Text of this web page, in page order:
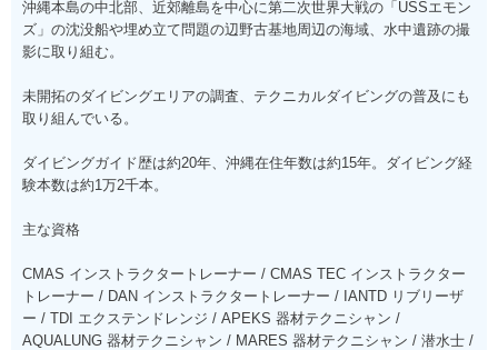
沖縄本島の中北部、近郊離島を中心に第二次世界大戦の「USSエモン
ズ」の沈没船や埋め立て問題の辺野古基地周辺の海域、水中遺跡の撮
影に取り組む。
未開拓のダイビングエリアの調査、テクニカルダイビングの普及にも
取り組んでいる。
ダイビングガイド歴は約20年、沖縄在住年数は約15年。ダイビング経
験本数は約1万2千本。
主な資格
CMAS インストラクタートレーナー / CMAS TEC インストラクター
トレーナー / DAN インストラクタートレーナー / IANTD リブリーザ
ー / TDI エクステンドレンジ / APEKS 器材テクニシャン /
AQUALUNG 器材テクニシャン / MARES 器材テクニシャン / 潜水士 /